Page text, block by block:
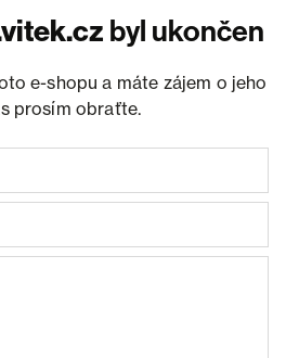
byl ukončen
e-shopu a máte zájem o jeho
prosím obraťte.